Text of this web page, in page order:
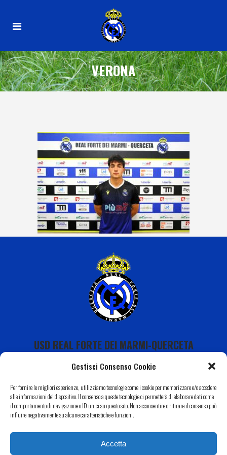
Gestisci Consenso Cookie
Per fornire le migliori esperienze, utilizziamo tecnologie come i cookie per memorizzare e/o accedere
alle informazioni del dispositivo. Il consenso a queste tecnologie ci permetterà di elaborare dati come
il comportamento di navigazione o ID unici su questo sito. Non acconsentire o ritirare il consenso può
influire negativamente su alcune caratteristiche e funzioni.
Accetta
VERONA
USD REAL FORTE DEI MARMI-QUERCETA
Calendario
Il Nostro Territorio